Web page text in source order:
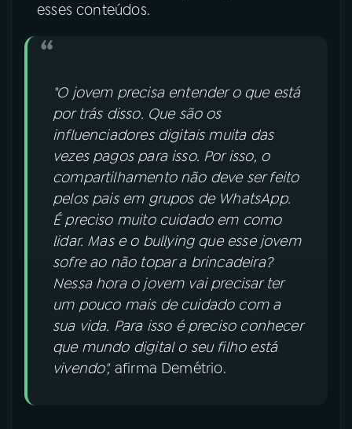
esses conteúdos.
"O jovem precisa entender o que está
por trás disso. Que são os
influenciadores digitais muita das
vezes pagos para isso. Por isso, o
compartilhamento não deve ser feito
pelos pais em grupos de WhatsApp.
É preciso muito cuidado em como
lidar. Mas e o bullying que esse jovem
sofre ao não topar a brincadeira?
Nessa hora o jovem vai precisar ter
um pouco mais de cuidado com a
sua vida. Para isso é preciso conhecer
que mundo digital o seu filho está
vivendo", afirma Demétrio.